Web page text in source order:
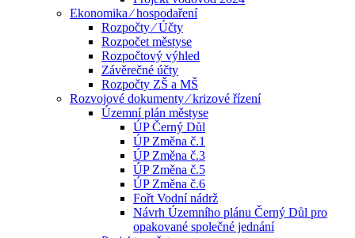
Ekonomika ⁄ hospodaření
Rozpočty ⁄ Účty
Rozpočet městyse
Rozpočtový výhled
Závěrečné účty
Rozpočty ZŠ a MŠ
Rozvojové dokumenty ⁄ krizové řízení
Územní plán městyse
ÚP Černý Důl
ÚP Změna č.1
ÚP Změna č.3
ÚP Změna č.5
ÚP Změna č.6
Fořt Vodní nádrž
Návrh Územního plánu Černý Důl pro
opakované společné jednání